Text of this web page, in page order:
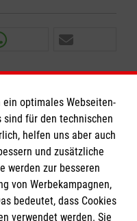
ein optimales Webseiten-
sind für den technischen
helfen uns aber auch
und zusätzliche
werden zur besseren
von Werbekampagnen,
bedeutet, dass Cookies
verwendet werden. Sie